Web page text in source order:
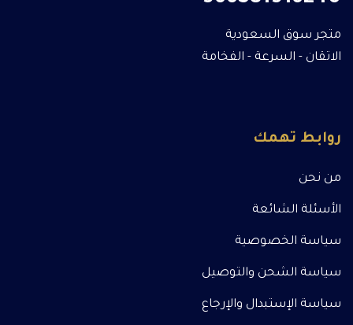
متجر سوق السعودية
الاتقان - السرعة - الفخامة
روابط تهمك
من نحن
الأسئلة الشائعة
سياسة الخصوصية
سياسة الشحن والتوصيل
سياسة الإستبدال والإرجاع